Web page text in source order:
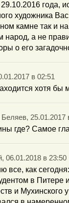
года,
художника
камне так и
народ, а не
о его
в 02:51
хотя бы
25.01.2017
где? Самое
06.01.2018 в 23:50
все, как
в Питере
и Мухинского